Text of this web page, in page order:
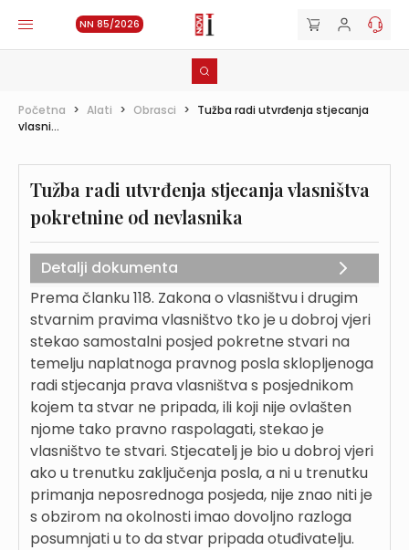
NN 85/2026
Početna > Alati > Obrasci > Tužba radi utvrđenja stjecanja
vlasni...
Tužba radi utvrđenja stjecanja vlasništva
pokretnine od nevlasnika
Detalji dokumenta
Prema članku 118. Zakona o vlasništvu i drugim
stvarnim pravima vlasništvo tko je u dobroj vjeri
stekao samostalni posjed pokretne stvari na
temelju naplatnoga pravnog posla sklopljenoga
radi stjecanja prava vlasništva s posjednikom
kojem ta stvar ne pripada, ili koji nije ovlašten
njome tako pravno raspolagati, stekao je
vlasništvo te stvari. Stjecatelj je bio u dobroj vjeri
ako u trenutku zaključenja posla, a ni u trenutku
primanja neposrednoga posjeda, nije znao niti je
s obzirom na okolnosti imao dovoljno razloga
posumnjati u to da stvar pripada otuđivatelju.